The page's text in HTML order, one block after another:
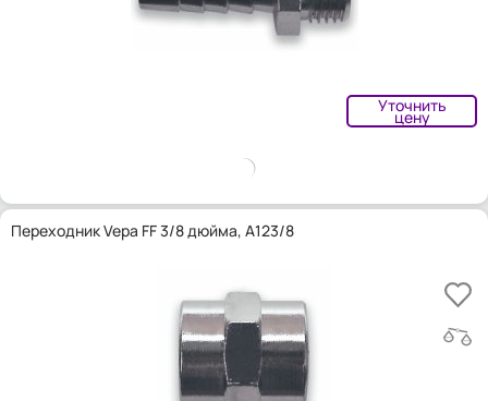
Уточнить
цену
Переходник Vepa FF 3/8 дюйма, A123/8